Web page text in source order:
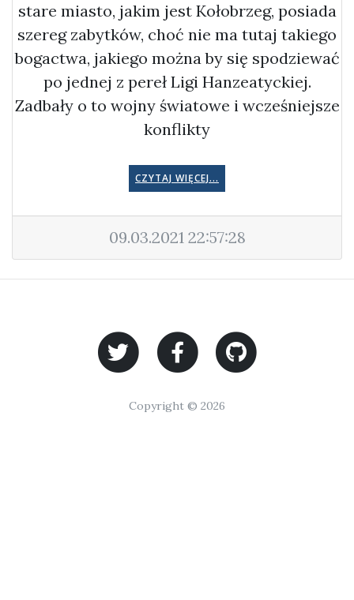
stare miasto, jakim jest Kołobrzeg, posiada
szereg zabytków, choć nie ma tutaj takiego
bogactwa, jakiego można by się spodziewać
po jednej z pereł Ligi Hanzeatyckiej.
Zadbały o to wojny światowe i wcześniejsze
konflikty
CZYTAJ WIĘCEJ...
09.03.2021 22:57:28
Copyright © 2026